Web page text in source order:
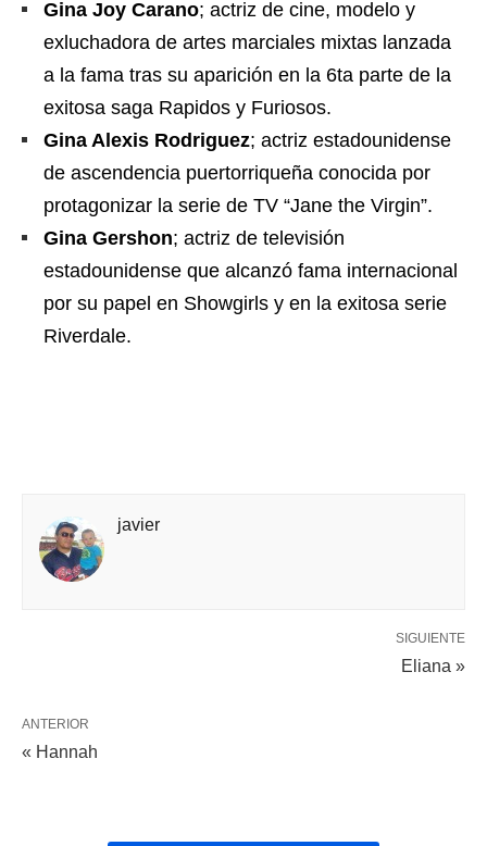
Gina Joy Carano; actriz de cine, modelo y
exluchadora de artes marciales mixtas lanzada
a la fama tras su aparición en la 6ta parte de la
exitosa saga Rapidos y Furiosos.
Gina Alexis Rodriguez; actriz estadounidense
de ascendencia puertorriqueña conocida por
protagonizar la serie de TV “Jane the Virgin”.
Gina Gershon; actriz de televisión
estadounidense que alcanzó fama internacional
por su papel en Showgirls y en la exitosa serie
Riverdale.
javier
SIGUIENTE
Eliana »
ANTERIOR
« Hannah